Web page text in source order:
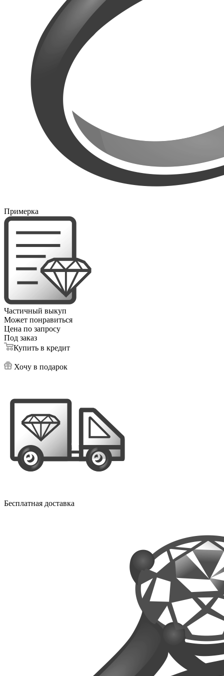
Примерка
Частичный выкуп
Может понравиться
Цена по запросу
Под заказ
Купить в кредит
Хочу в подарок
Бесплатная доставка